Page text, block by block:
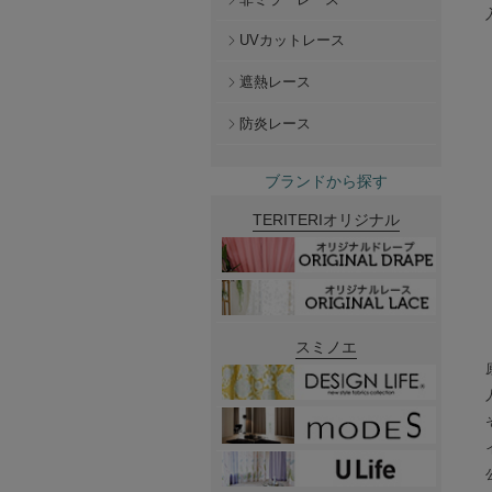
UVカットレース
遮熱レース
防炎レース
ブランドから探す
TERITERIオリジナル
スミノエ